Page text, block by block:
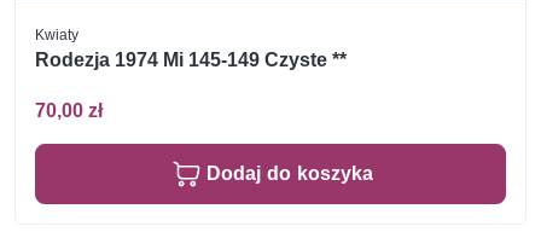
Kwiaty
Rodezja 1974 Mi 145-149 Czyste **
70,00 zł
Dodaj do koszyka